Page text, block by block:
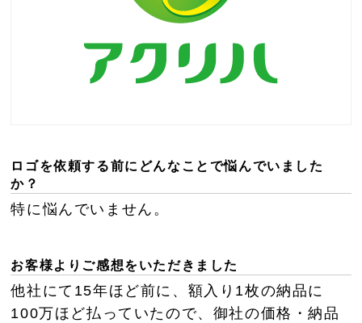
ロゴを依頼する前にどんなことで悩んでいました
か？
特に悩んでいません。
お客様よりご感想をいただきました
他社にて15年ほど前に、額入り1枚の納品に
100万ほど払っていたので、御社の価格・納品